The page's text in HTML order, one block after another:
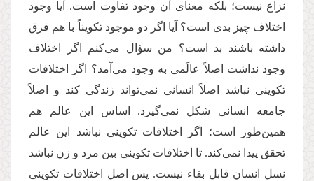
نزاع نیست؛ بلکه معنای آن وجود تفاوت است. آیا وجود
اختلاف چیز بدی است؟ آیا اگر دو موجود تکویناً با هم فرق
داشته باشند بد است؟ من سؤال می‌کنم اگر اختلاف
وجود نداشت اصلاً عالَمی به وجود می‌آمد؟ اگر اختلافات
تکوینی نباشد اصلاً انسانی نمی‌تواند زندگی کند و اصلاً
جامعه انسانی شکل نمی‌گیرد. اساس این عالم هم
همین‌طور است؛ اگر اختلافات تکوینی نباشد این عالم
تحقق پیدا نمی‌کند. تا اختلافات تکوینی بین مرد و زن نباشد
نسل انسان قابل بقاء نیست. پس اصل اختلافات تکوینی